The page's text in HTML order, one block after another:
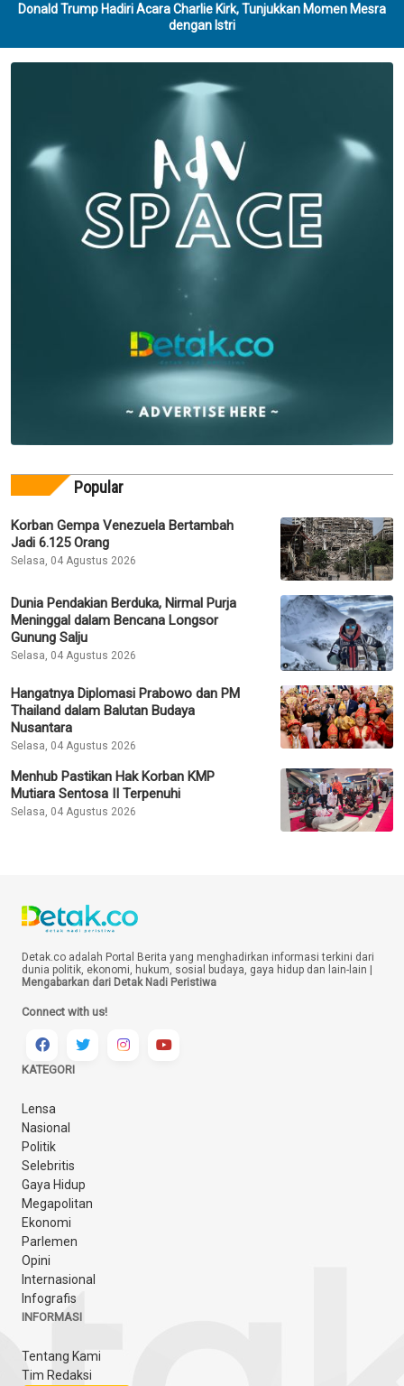
Donald Trump Hadiri Acara Charlie Kirk, Tunjukkan Momen Mesra
dengan Istri
Popular
Korban Gempa Venezuela Bertambah
Jadi 6.125 Orang
Selasa, 04 Agustus 2026
Dunia Pendakian Berduka, Nirmal Purja
Meninggal dalam Bencana Longsor
Gunung Salju
Selasa, 04 Agustus 2026
Hangatnya Diplomasi Prabowo dan PM
Thailand dalam Balutan Budaya
Nusantara
Selasa, 04 Agustus 2026
Menhub Pastikan Hak Korban KMP
Mutiara Sentosa II Terpenuhi
Selasa, 04 Agustus 2026
Detak.co adalah Portal Berita yang menghadirkan informasi terkini dari
dunia politik, ekonomi, hukum, sosial budaya, gaya hidup dan lain-lain |
Mengabarkan dari Detak Nadi Peristiwa
Connect with us!
KATEGORI
Lensa
Nasional
Politik
Selebritis
Gaya Hidup
Megapolitan
Ekonomi
Parlemen
Opini
Internasional
Infografis
INFORMASI
Tentang Kami
Tim Redaksi